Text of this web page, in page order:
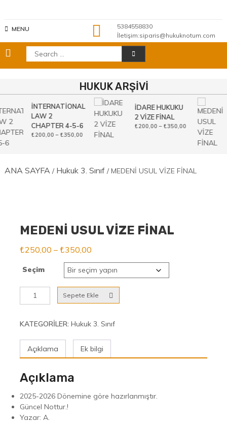
content
MENU
5384558830
İletişim:siparis@hukuknotum.com
Search
for:
HUKUK ARŞİVİ
İNTERNATİONAL
LAW 2
CHAPTER 4-5-6
₺200,00 – ₺350,00Fiyat
₺350,00
İDARE HUKUKU
2 VİZE FİNAL
₺200,00 – ₺350,00Fiyat
aralığı:
₺200,00
ANA SAYFA/ Hukuk 3. Sınıf/ MEDENİ USUL VİZE FİNAL
MEDENİ USUL VİZE FİNAL
₺250,00 – ₺350,00Fiyat
aralığı:
₺250,00
-
₺350,00
Seçim
MEDENİ
USUL
FİNAL
Sepete Ekle
KATEGORILER: Hukuk 3. Sınıf
Açıklama Ek bilgi
Açıklama
2025-2026 Dönemine göre hazırlanmıştır.
Güncel Nottur.!
Yazar: A.